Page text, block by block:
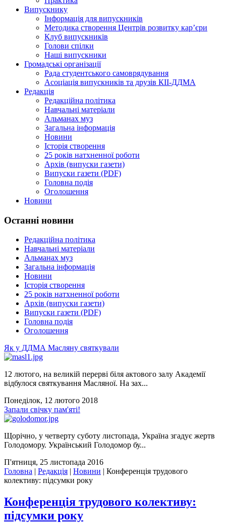
Випускнику
Інформація для випускників
Методика створення Центрів розвитку кар’єри
Клуб випускників
Голови спілки
Наші випускники
Громадські організації
Рада студентського самоврядування
Асоціація випускників та друзів КІІ-ДДМА
Редакція
Редакційна політика
Навчальні матеріали
Альманах муз
Загальна інформація
Новини
Історія створення
25 років натхненної роботи
Архів (випуски газети)
Випуски газети (PDF)
Головна подія
Оголошення
Новини
Останні новини
Редакційна політика
Навчальні матеріали
Альманах муз
Загальна інформація
Новини
Історія створення
25 років натхненної роботи
Архів (випуски газети)
Випуски газети (PDF)
Головна подія
Оголошення
Як у ДДМА Масляну святкували
12 лютого, на великій перерві біля актового залу Академії
відбулося святкування Масляної. На зах...
Понеділок, 12 лютого 2018
Запали свічку пам'яті!
Щорічно, у четверту суботу листопада, Україна згадує жертв
Голодомору. Український Голодомор бу...
П'ятниця, 25 листопада 2016
Головна | Редакція | Новини | Конференція трудового
колективу: підсумки року
Конференція трудового колективу:
підсумки року